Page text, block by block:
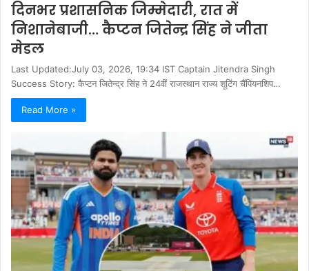
दिनभर प्रशासनिक जिम्मेदारी, रात में
निशानेबाजी… कैप्टन जितेन्द्र सिंह ने जीता
मेडल
Last Updated:July 03, 2026, 19:34 IST Captain Jitendra Singh
Success Story: कैप्टन जितेन्द्र सिंह ने 24वीं राजस्थान राज्य शूटिंग चैंपियनशिप…
Read More »